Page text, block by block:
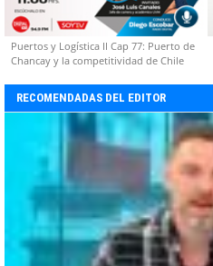
Puertos y Logística II Cap 77: Puerto de
Chancay y la competitividad de Chile
RECOMENDADAS DEL EDITOR